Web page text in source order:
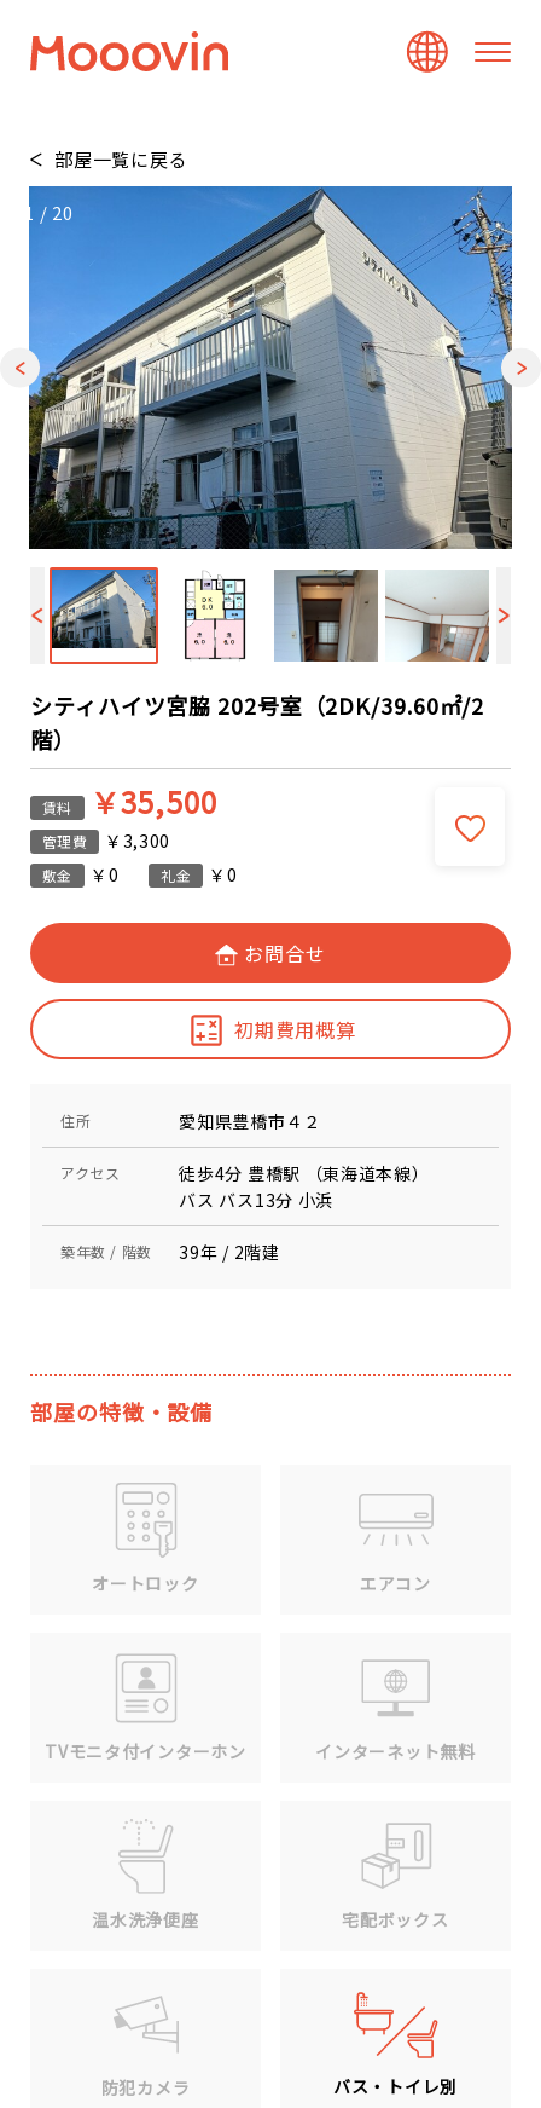
部屋一覧に戻る
1 / 20
シティハイツ宮脇 202号室（2DK/39.60㎡/2
階）
賃料 ￥35,500
管理費 ￥3,300
敷金 ￥0 礼金 ￥0
お問合せ
初期費用概算
住所 愛知県豊橋市４２
アクセス
徒歩4分 豊橋駅 （東海道本線）
バス バス13分 小浜
築年数 / 階数 39年 / 2階建
部屋の特徴・設備
オートロック エアコン
TVモニタ付インターホン インターネット無料
温水洗浄便座 宅配ボックス
防犯カメラ バス・トイレ別